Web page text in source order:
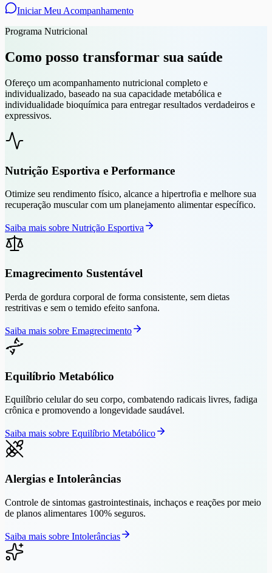
Iniciar Meu Acompanhamento
Programa Nutricional
Como posso transformar sua saúde
Ofereço um acompanhamento nutricional completo e
individualizado, baseado na sua capacidade metabólica e
individualidade bioquímica para entregar resultados verdadeiros e
expressivos.
Nutrição Esportiva e Performance
Otimize seu rendimento físico, alcance a hipertrofia e melhore sua
recuperação muscular com um planejamento alimentar específico.
Saiba mais sobre Nutrição Esportiva
Emagrecimento Sustentável
Perda de gordura corporal de forma consistente, sem dietas
restritivas e sem o temido efeito sanfona.
Saiba mais sobre Emagrecimento
Equilíbrio Metabólico
Equilíbrio celular do seu corpo, combatendo radicais livres, fadiga
crônica e promovendo a longevidade saudável.
Saiba mais sobre Equilíbrio Metabólico
Alergias e Intolerâncias
Controle de sintomas gastrointestinais, inchaços e reações por meio
de planos alimentares 100% seguros.
Saiba mais sobre Intolerâncias